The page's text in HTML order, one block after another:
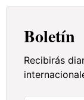
Boletín
Recibirás